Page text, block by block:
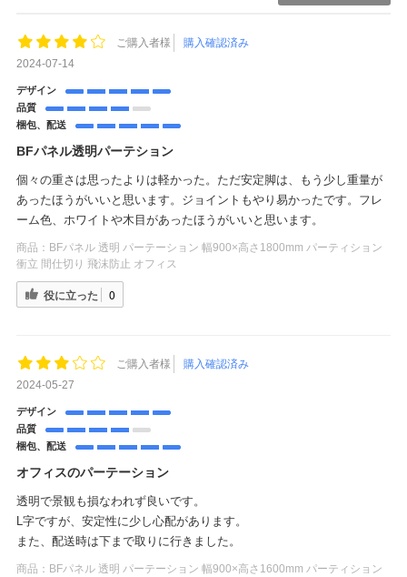
ご購入者様
購入確認済み
2024-07-14
デザイン
品質
梱包、配送
BFパネル透明パーテション
個々の重さは思ったよりは軽かった。ただ安定脚は、もう少し重量が
あったほうがいいと思います。ジョイントもやり易かったです。フレ
ーム色、ホワイトや木目があったほうがいいと思います。
商品： BFパネル 透明 パーテーション 幅900×高さ1800mm パーティション
衝立 間仕切り 飛沫防止 オフィス
役に立った 0
ご購入者様
購入確認済み
2024-05-27
デザイン
品質
梱包、配送
オフィスのパーテーション
透明で景観も損なわれず良いです。
L字ですが、安定性に少し心配があります。
また、配送時は下まで取りに行きました。
商品： BFパネル 透明 パーテーション 幅900×高さ1600mm パーティション